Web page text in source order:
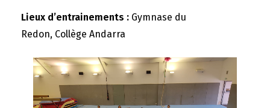
Lieux d’entrainements : Gymnase du
Redon, Collège Andarra